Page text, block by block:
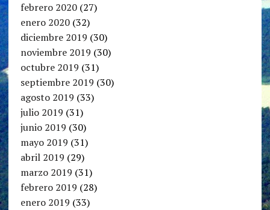
febrero 2020(27)
enero 2020(32)
diciembre 2019 (30)
noviembre 2019 (30)
octubre 2019 (31)
septiembre 2019 (30)
agosto 2019 (33)
julio 2019 (31)
junio 2019 (30)
mayo 2019 (31)
abril 2019 (29)
marzo 2019 (31)
febrero 2019 (28)
enero 2019 (33)